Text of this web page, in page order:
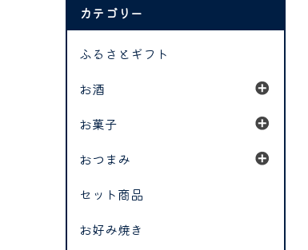
カテゴリー
ふるさとギフト
お酒
お菓子
おつまみ
セット商品
お好み焼き